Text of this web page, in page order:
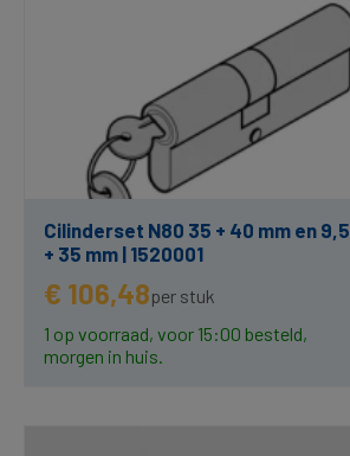
Cilinderset N80 35 + 40 mm en 9,5
+ 35 mm | 1520001
€ 106,48per stuk
1 op voorraad, voor 15:00 besteld,
morgen in huis.